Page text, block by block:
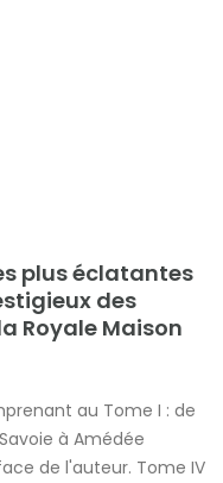
plus éclatantes
des
Royale Maison
au Tome I : de
à Amédée
de l'auteur. Tome IV